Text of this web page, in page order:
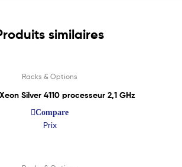
similaires
Racks & Options
Silver 4110 processeur 2,1 GHz
Compare
Prix